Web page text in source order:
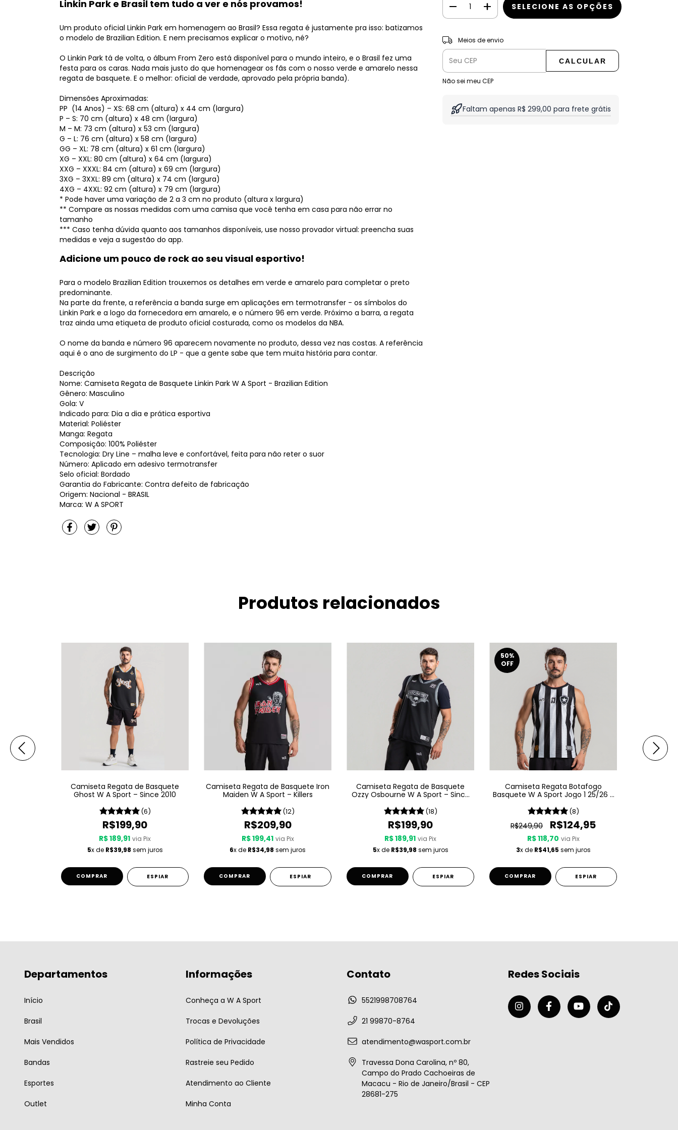
Linkin Park e Brasil tem tudo a ver e nós provamos!
Um produto oficial Linkin Park em homenagem ao Brasil? Essa regata é justamente pra isso: batizamos
o modelo de Brazilian Edition. E nem precisamos explicar o motivo, né?
O Linkin Park tá de volta, o álbum From Zero está disponível para o mundo inteiro, e o Brasil fez uma
festa para os caras. Nada mais justo do que homenagear os fãs com o nosso verde e amarelo nessa
regata de basquete. E o melhor: oficial de verdade, aprovado pela própria banda).
Dimensões Aproximadas:
PP (14 Anos) – XS: 68 cm (altura) x 44 cm (largura)
P – S: 70 cm (altura) x 48 cm (largura)
M – M: 73 cm (altura) x 53 cm (largura)
G – L: 76 cm (altura) x 58 cm (largura)
GG – XL: 78 cm (altura) x 61 cm (largura)
XG – XXL: 80 cm (altura) x 64 cm (largura)
XXG – XXXL: 84 cm (altura) x 69 cm (largura)
3XG – 3XXL: 89 cm (altura) x 74 cm (largura)
4XG – 4XXL: 92 cm (altura) x 79 cm (largura)
* Pode haver uma variação de 2 a 3 cm no produto (altura x largura)
** Compare as nossas medidas com uma camisa que você tenha em casa para não errar no
tamanho
*** Caso tenha dúvida quanto aos tamanhos disponíveis, use nosso provador virtual: preencha suas
medidas e veja a sugestão do app.
Adicione um pouco de rock ao seu visual esportivo!
Para o modelo Brazilian Edition trouxemos os detalhes em verde e amarelo para completar o preto
predominante.
Na parte da frente, a referência a banda surge em aplicações em termotransfer - os símbolos do
Linkin Park e a logo da fornecedora em amarelo, e o número 96 em verde. Próximo a barra, a regata
traz ainda uma etiqueta de produto oficial costurada, como os modelos da NBA.
O nome da banda e número 96 aparecem novamente no produto, dessa vez nas costas. A referência
aqui é o ano de surgimento do LP - que a gente sabe que tem muita história para contar.
Descrição
Nome: Camiseta Regata de Basquete Linkin Park W A Sport - Brazilian Edition
Gênero: Masculino
Gola: V
Indicado para: Dia a dia e prática esportiva
Material: Poliéster
Manga: Regata
Composição: 100% Poliéster
Tecnologia: Dry Line – malha leve e confortável, feita para não reter o suor
Número: Aplicado em adesivo termotransfer
Selo oficial: Bordado
Garantia do Fabricante: Contra defeito de fabricação
Origem: Nacional - BRASIL
Marca: W A SPORT
Entregas para o CEP:
Meios de envio
CALCULAR
Não sei meu CEP
Faltam apenas R$ 299,00 para frete grátis
Produtos relacionados
Camiseta Regata de Basquete
Ghost W A Sport – Since 2010
(6)
R$199,90
R$ 189,91 via Pix
5x de R$39,98 sem juros
COMPRAR ESPIAR
Camiseta Regata de Basquete Iron
Maiden W A Sport – Killers
(12)
R$209,90
R$ 199,41 via Pix
6x de R$34,98 sem juros
COMPRAR ESPIAR
Camiseta Regata de Basquete
Ozzy Osbourne W A Sport – Since
(18)
R$199,90
R$ 189,91 via Pix
5x de R$39,98 sem juros
COMPRAR ESPIAR
50%
OFF
Camiseta Regata Botafogo
Basquete W A Sport Jogo 1 25/26 -
(8)
R$249,90 R$124,95
R$ 118,70 via Pix
3x de R$41,65 sem juros
COMPRAR ESPIAR
Departamentos
Início
Brasil
Mais Vendidos
Bandas
Esportes
Outlet
Informações
Conheça a W A Sport
Trocas e Devoluções
Política de Privacidade
Rastreie seu Pedido
Atendimento ao Cliente
Minha Conta
Contato
5521998708764
21 99870-8764
atendimento@wasport.com.br
Travessa Dona Carolina, nº 80,
Campo do Prado Cachoeiras de
Macacu - Rio de Janeiro/Brasil - CEP
28681-275
Redes Sociais